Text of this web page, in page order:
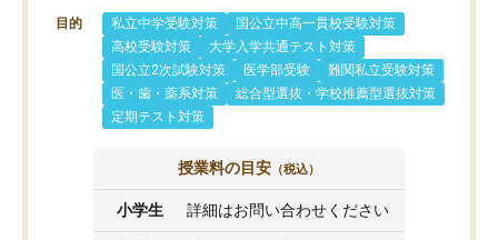
目的 私立中学受験対策
国公立中高一貫校受験対策
高校受験対策
大学入学共通テスト対策
国公立2次試験対策
医学部受験
難関私立受験対策
医・歯・薬系対策
総合型選抜・学校推薦型選抜対策
定期テスト対策
授業料の目安 （税込）
小学生 詳細はお問い合わせください